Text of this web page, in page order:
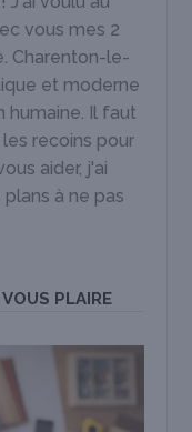
vous mes 2
Charenton-le-
et moderne
humaine. Il faut
recoins pour
aider, j'ai
à ne pas
PLAIRE